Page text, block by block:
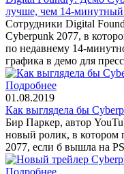
лучше, чем 14-
Сотрудники Digital
Cyberpunk 2077, в
по недавнему 14-
графика в демо для
Подробнее
01.08.2019
Как выглядела бы
Бир Паркер, автор
новый ролик, в котором
2077, если б вышла на
Подробнее